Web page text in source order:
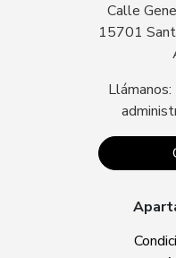
Calle
15701